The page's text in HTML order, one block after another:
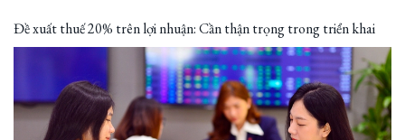
Đề xuất thuế 20% trên lợi nhuận: Cần thận trọng trong triển khai